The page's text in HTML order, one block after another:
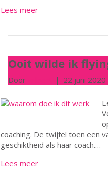
Lees meer
Ooit wilde ik
Door | 22 juni 2020
coaching. De twijfel toen een
geschiktheid als haar coach.…
Lees meer